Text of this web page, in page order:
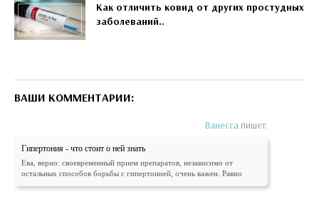
Как отличить ковид от других простудных
заболеваний..
ВАШИ КОММЕНТАРИИ:
Ванесса пишет:
Гипертония - что стоит о ней знать
Ева, верно: своевременный прием препаратов, независимо от
остальных способов борьбы с гипертонией, очень важен. Равно